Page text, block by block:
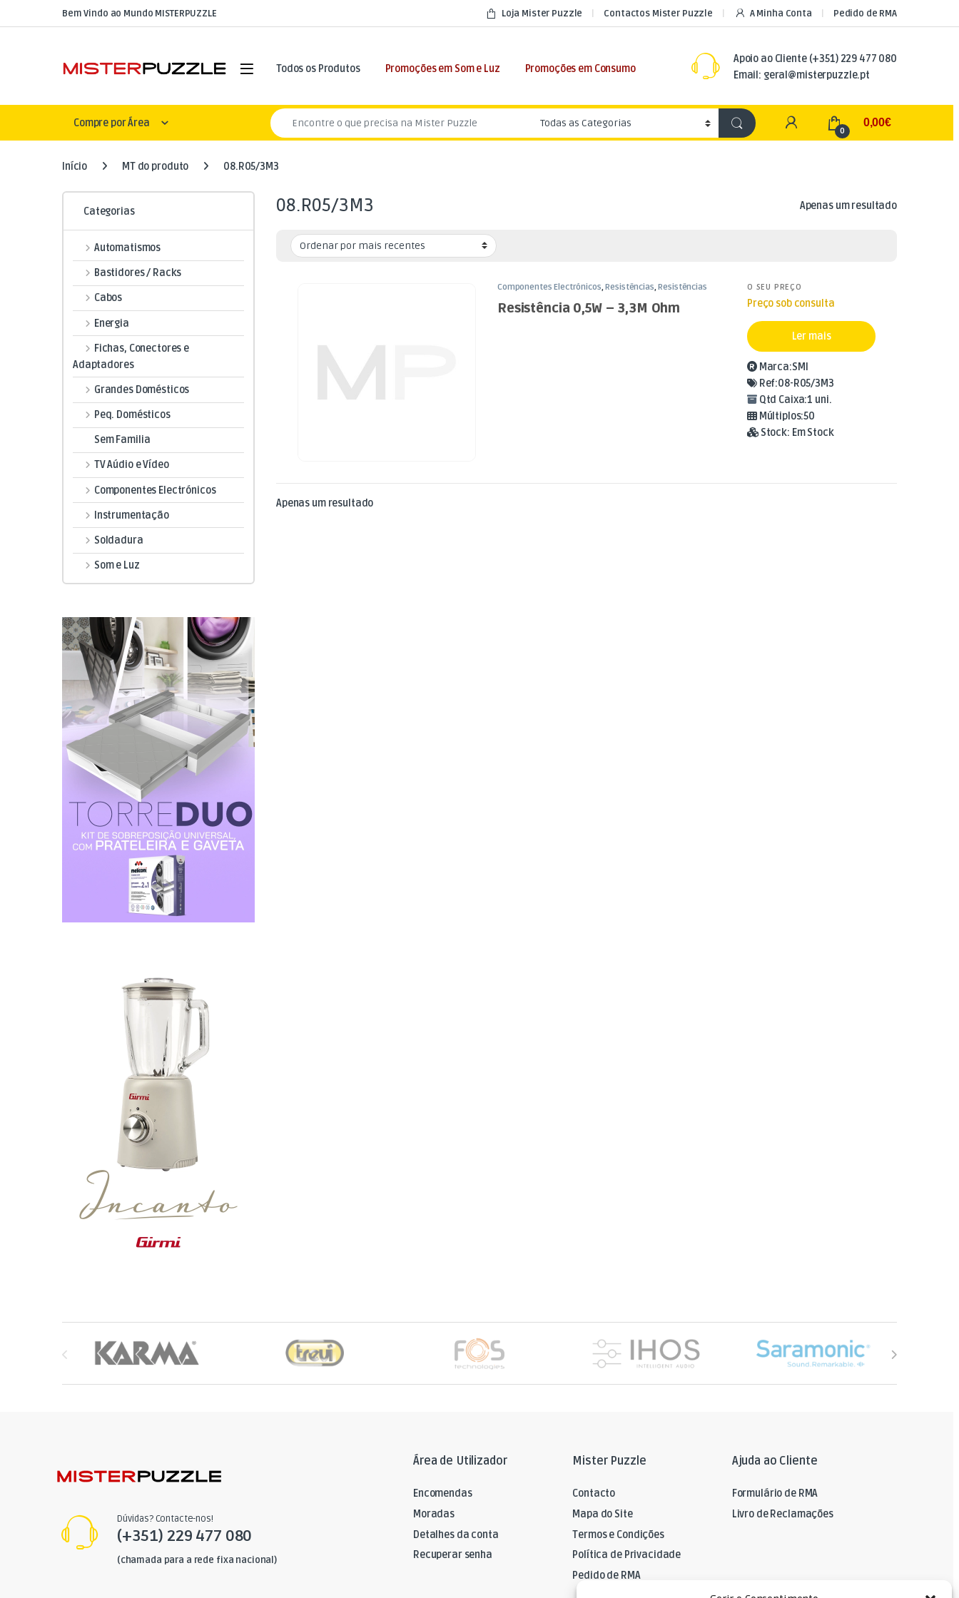
Skip to navigation
Skip to contentBem Vindo ao Mundo MISTERPUZZLE Loja Mister Puzzle Contactos Mister Puzzle A Minha Conta Pedido de RMA
Open Todos os Produtos Promoções em Som e Luz Promoções em Consumo
Apoio ao Cliente(+351) 229 477 080
Email: geral@misterpuzzle.pt
Compre por Área
Search for:
My Account
0
0,00€
Início MT do produto 08.R05/3M3
08.R05/3M3 Apenas um resultado
Componentes Electrónicos,Resistências,Resistências
Resistência 0,5W – 3,3M Ohm
O SEU PREÇO
Preço sob consulta
Ler mais
Marca:SMI
Ref:08-R05/3M3
Qtd Caixa:1 uni.
Múltiplos:50
Stock: Em Stock
Apenas um resultado
Categorias
Automatismos
Bastidores / Racks
Cabos
Energia
Fichas, Conectores e
Adaptadores
Grandes Domésticos
Peq. Domésticos
Sem Familia
TV Aúdio e Vídeo
Componentes Electrónicos
Instrumentação
Soldadura
Som e Luz
Brands Carousel
Dúvidas? Contacte-nos!
(+351) 229 477 080
(chamada para a rede fixa nacional)
Área de Utilizador
Encomendas
Moradas
Detalhes da conta
Recuperar senha
Mister Puzzle
Contacto
Mapa do Site
Termos e Condições
Política de Privacidade
Pedido de RMA
Ajuda ao Cliente
Formulário de RMA
Livro de Reclamações